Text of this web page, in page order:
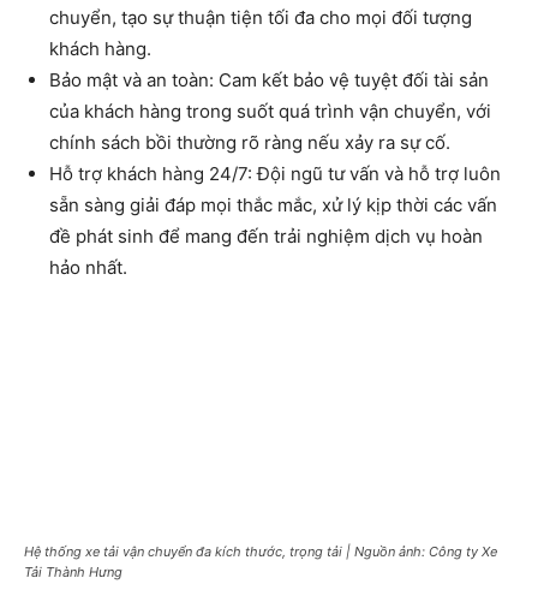
chuyển, tạo sự thuận tiện tối đa cho mọi đối tượng
khách hàng.
Bảo mật và an toàn: Cam kết bảo vệ tuyệt đối tài sản
của khách hàng trong suốt quá trình vận chuyển, với
chính sách bồi thường rõ ràng nếu xảy ra sự cố.
Hỗ trợ khách hàng 24/7: Đội ngũ tư vấn và hỗ trợ luôn
sẵn sàng giải đáp mọi thắc mắc, xử lý kịp thời các vấn
đề phát sinh để mang đến trải nghiệm dịch vụ hoàn
hảo nhất.
Hệ thống xe tải vận chuyển đa kích thước, trọng tải | Nguồn ảnh: Công ty Xe
Tải Thành Hưng